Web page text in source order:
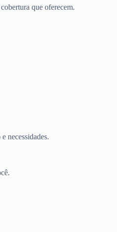
que oferecem.
necessidades.